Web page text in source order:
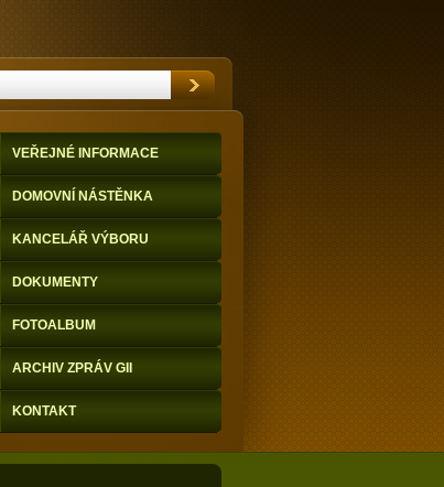
VEŘEJNÉ INFORMACE
DOMOVNÍ NÁSTĚNKA
KANCELÁŘ VÝBORU
DOKUMENTY
FOTOALBUM
ARCHIV ZPRÁV GII
KONTAKT